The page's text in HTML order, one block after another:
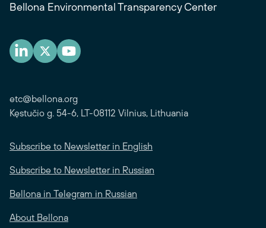
Bellona Environmental Transparency Center
etc@bellona.org
Kęstučio g. 54-6, LT-08112 Vilnius, Lithuania
Subscribe to Newsletter in English
Subscribe to Newsletter in Russian
Bellona in Telegram in Russian
About Bellona